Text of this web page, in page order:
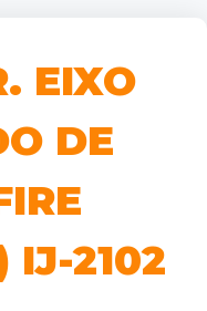
EIXO
DE
IJ-2102